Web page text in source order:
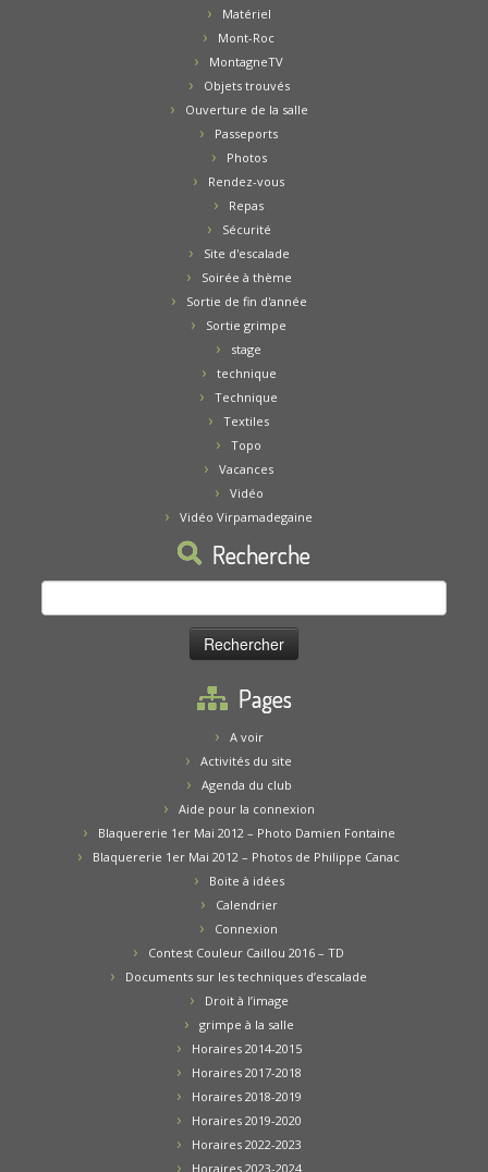
Matériel
Mont-Roc
MontagneTV
Objets trouvés
Ouverture de la salle
Passeports
Photos
Rendez-vous
Repas
Sécurité
Site d'escalade
Soirée à thème
Sortie de fin d'année
Sortie grimpe
stage
technique
Technique
Textiles
Topo
Vacances
Vidéo
Vidéo Virpamadegaine
Recherche
Rechercher :
Pages
A voir
Activités du site
Agenda du club
Aide pour la connexion
Blaquererie 1er Mai 2012 – Photo Damien Fontaine
Blaquererie 1er Mai 2012 – Photos de Philippe Canac
Boite à idées
Calendrier
Connexion
Contest Couleur Caillou 2016 – TD
Documents sur les techniques d’escalade
Droit à l’image
grimpe à la salle
Horaires 2014-2015
Horaires 2017-2018
Horaires 2018-2019
Horaires 2019-2020
Horaires 2022-2023
Horaires 2023-2024